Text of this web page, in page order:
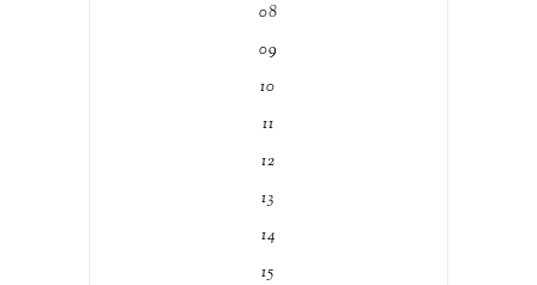
08
09
10
11
12
13
14
15